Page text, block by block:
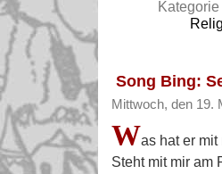
Kategorie
Song Bing:
Mittwoch, den 19.
Was hat er mit
Steht mit mir am